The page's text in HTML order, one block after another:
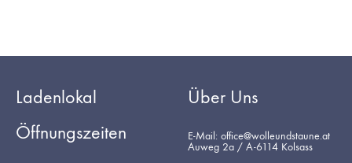
Ladenlokal
Öffnungszeiten
Über Uns
E-Mail: office@wolleundstaune.at
Auweg 2a / A-6114 Kolsass